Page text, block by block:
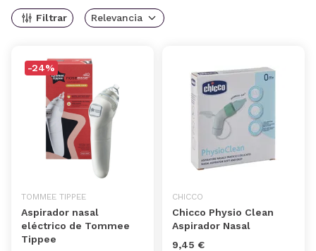
Filtrar Relevancia
-24%
TOMMEE TIPPEE
Aspirador nasal
eléctrico de Tommee
Tippee
CHICCO
Chicco Physio Clean
Aspirador Nasal
9,45 €